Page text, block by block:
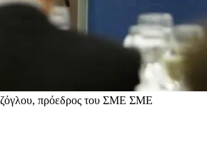
πρόεδρος του ΣΜΕ ΣΜΕ